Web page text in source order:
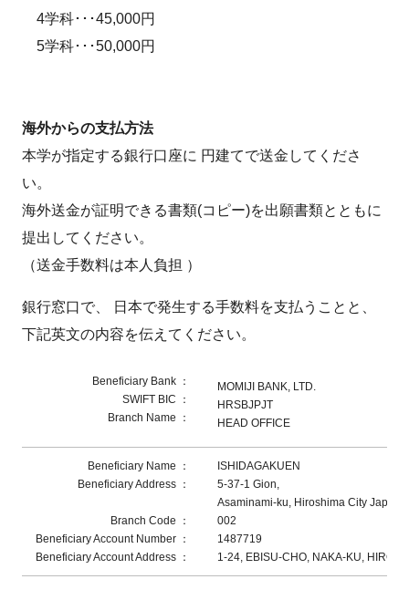
4学科･･･45,000円
5学科･･･50,000円
海外からの支払方法
本学が指定する銀行口座に 円建てで送金してくださ
い。
海外送金が証明できる書類(コピー)を出願書類とともに
提出してください。
（送金手数料は本人負担 ）
銀行窓口で、 日本で発生する手数料を支払うことと、
下記英文の内容を伝えてください。
Beneficiary Bank ：
SWIFT BIC ：
Branch Name ：
MOMIJI BANK, LTD.
HRSBJPJT
HEAD OFFICE
Beneficiary Name ：
Beneficiary Address ：
Branch Code ：
Beneficiary Account Number ：
Beneficiary Account Address ：
ISHIDAGAKUEN
5-37-1 Gion,
Asaminami-ku, Hiroshima City Japan
002
1487719
1-24, EBISU-CHO, NAKA-KU,